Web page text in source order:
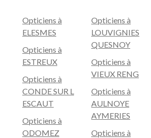
Opticiens à
ELESMES
Opticiens à
ESTREUX
Opticiens à
CONDE SUR L
ESCAUT
Opticiens à
ODOMEZ
Opticiens à
LOUVIGNIES
QUESNOY
Opticiens à
VIEUX RENG
Opticiens à
AULNOYE
AYMERIES
Opticiens à